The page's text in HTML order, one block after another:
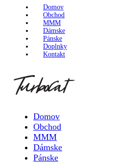
Domov
Obchod
MMM
Dámske
Pánske
Doplnky
Kontakt
Domov
Obchod
MMM
Dámske
Pánske